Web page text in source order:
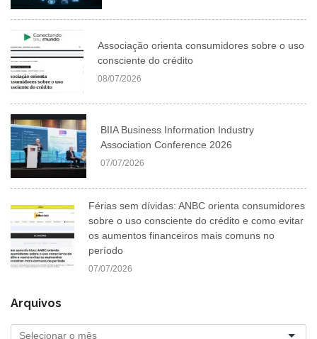
Associação orienta consumidores sobre o uso
consciente do crédito
08/07/2026
BIIA Business Information Industry
Association Conference 2026
07/07/2026
Férias sem dívidas: ANBC orienta consumidores
sobre o uso consciente do crédito e como evitar
os aumentos financeiros mais comuns no
período
07/07/2026
Arquivos